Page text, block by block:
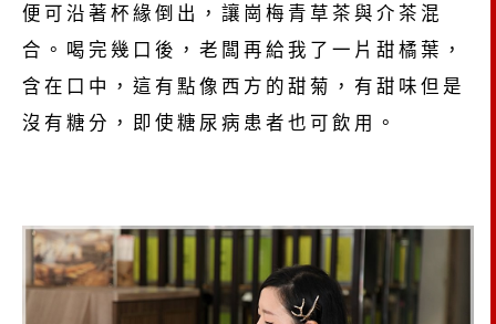
便可沿著杯緣倒出，讓崗梅青草茶與介茶混
合。喝完幾口後，老闆再給我了一片甜橘葉，
含在口中，這有點像西方的甜菊，有甜味但是
沒有糖分，即使糖尿病患者也可飲用。